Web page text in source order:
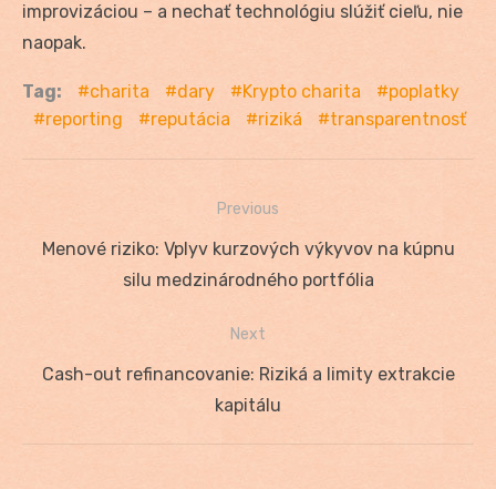
improvizáciou – a nechať technológiu slúžiť cieľu, nie
naopak.
Tag: charita dary Krypto charita
poplatky
reporting
reputácia riziká transparentnosť
Navigácia
Previous
Previous
Menové riziko: Vplyv kurzových výkyvov na kúpnu
silu medzinárodného portfólia
Next
Next
Cash-out refinancovanie: Riziká a limity extrakcie
kapitálu